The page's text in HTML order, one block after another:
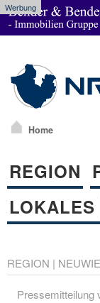
Werbung
Home
REGION
LOKALES
REGION |